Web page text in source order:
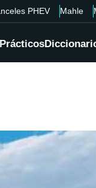
PHEV Mahle
Prácticos